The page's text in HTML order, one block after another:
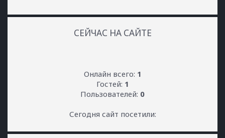
СЕЙЧАС НА САЙТЕ
Онлайн всего: 1
Гостей: 1
Пользователей: 0
Сегодня сайт посетили: